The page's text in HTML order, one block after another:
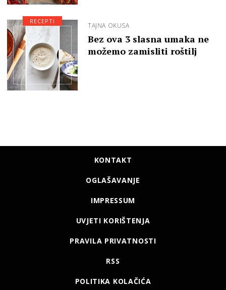
TAJNA OKUSA
Bez ova 3 slasna umaka ne
možemo zamisliti roštilj
RECEPTI
KONTAKT
OGLAŠAVANJE
IMPRESSUM
UVJETI KORIŠTENJA
PRAVILA PRIVATNOSTI
RSS
POLITIKA KOLAČIĆA